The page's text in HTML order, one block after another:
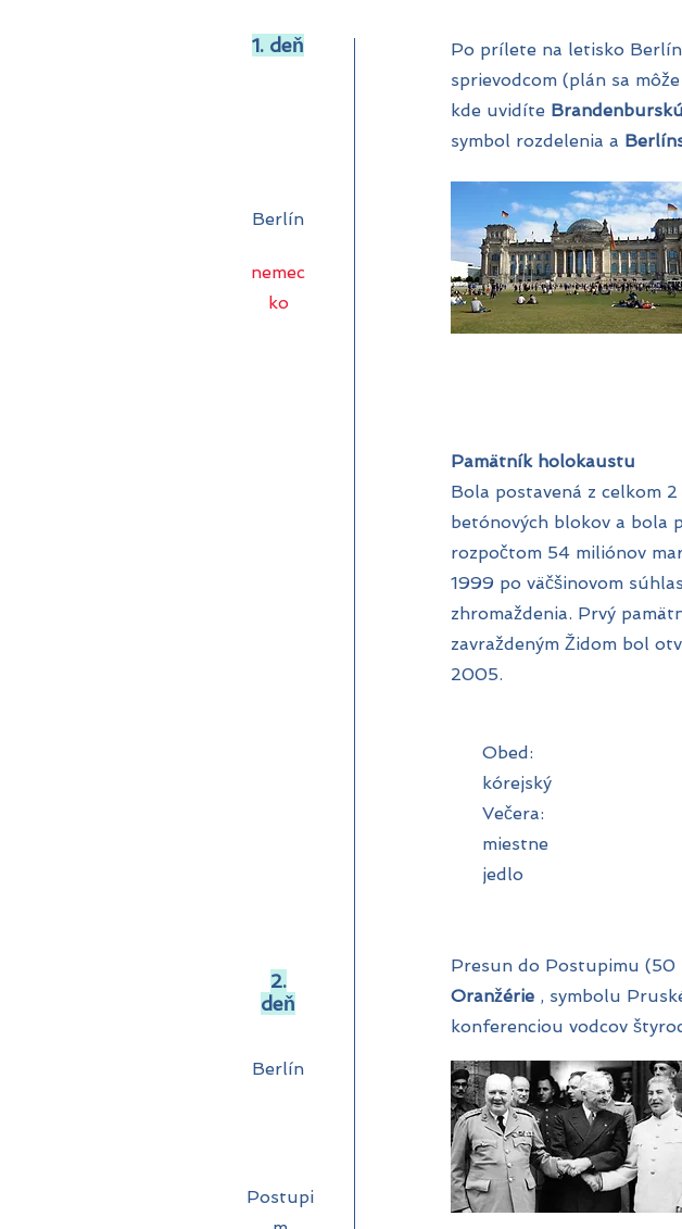
1. deň
Berlín
nemec
ko
2.
deň
Berlín
Postupi
Po prílete na letisko
sprievodcom (plán sa
kde uvidíte
symbol rozdelenia a
Pamätník holokaustu
Bola postavená z celkom 2
betónových blokov a bola
rozpočtom 54 miliónov
1999 po väčšinovom
zhromaždenia. Prvý
zavraždeným Židom bol
2005.
Obed:
kórejský
Večera:
miestne
jedlo
Presun do Postupimu (50
Oranžérie , symbolu
konferenciou vodcov